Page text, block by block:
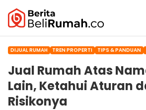
DIJUAL RUMAH TREN PROPERTI TIPS & PANDUAN
Jual Rumah Atas
Lain, Ketahui Aturan
Risikonya